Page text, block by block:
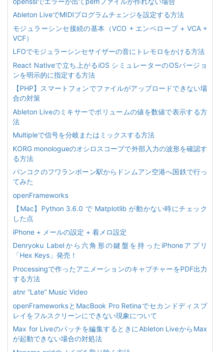
Ableton LiveでMIDIプログラムチェンジを設定する方法
モジュラーシンセ接続の基本（VCO + エンベロープ + VCA +
VCF）
LFOでモジュラーシンセサイザーの音にトレモロをかける方法
React Nativeで立ち上がるiOS シミュレーターのOSバージョ
ンを明示的に指定する方法
【PHP】スマートフォンでファイルがアップロードできない場
合の対策
Ableton Liveのミキサーでボリュームの値を数値で表示する方
法
Multipleで信号を分岐またはミックスする方法
KORG monologueのオシロスコープで外部入力の波形を確認す
る方法
バンコクのフワランポーン駅からドンムアン空港へ国鉄で行っ
てみた
openFrameworks
【Mac】Python 3.6.0 で Matplotlib が動かない時にチェック
した点
iPhone + メールの設定 + 着メロ設定
Denryoku Labelから六角形の鍵盤を持ったiPhoneアプリ
「Hex Keys」発売！
Processingで作ったアニメーションのキャプチャーをPDF出力
する方法
atnr “Late” Music Video
openFrameworksとMacBook Pro Retinaでセカンドディスプ
レイをフルスクリーンにできない現象について
Max for Liveのパッチを編集するときにAbleton LiveからMax
が起動できない場合の対処法